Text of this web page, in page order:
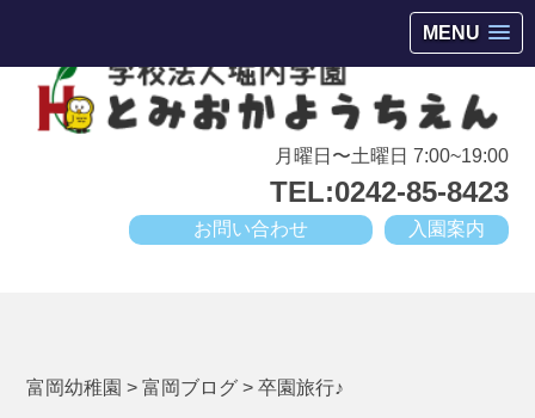
MENU
月曜日〜土曜日 7:00~19:00
TEL:0242-85-8423
入園案内
お問い合わせ
富岡幼稚園 >富岡ブログ >卒園旅行♪